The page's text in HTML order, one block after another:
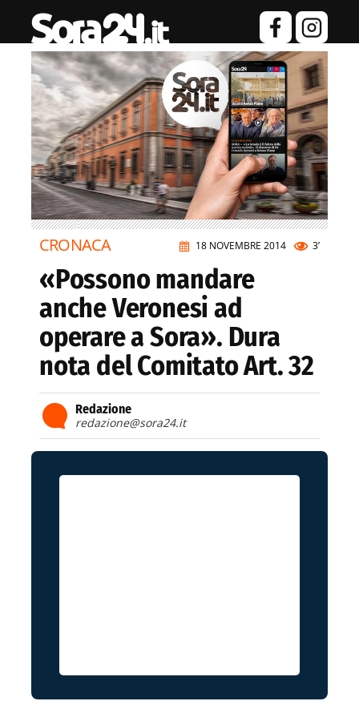
18 NOVEMBRE 2014 3’
CRONACA
«Possono mandare
anche Veronesi ad
operare a Sora». Dura
nota del Comitato Art. 32
Redazione
redazione@sora24.it